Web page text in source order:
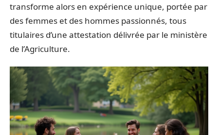
transforme alors en expérience unique, portée par
des femmes et des hommes passionnés, tous
titulaires d’une attestation délivrée par le ministère
de l’Agriculture.